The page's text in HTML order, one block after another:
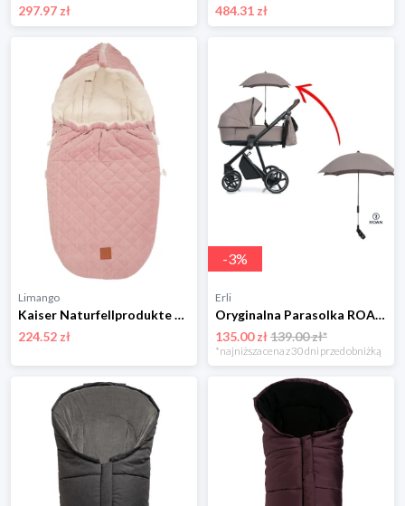
297.97 zł
484.31 zł
Limango
Kaiser Naturfellprodukte Śpiworek "Velvet Hoody" w kolorze jasnoróżowym do fotelika - 80 x 39 cm rozmiar: onesize
224.52 zł
-3%
Erli
Oryginalna Parasolka ROAN – Kolor: COCOA Dedykowana do Roan Ivi •
135.00 zł139.00 zł*
*najniższa cena z 30 dni przed obniżką